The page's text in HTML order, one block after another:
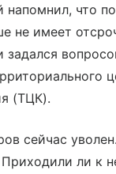
напомнил, что
не имеет
задался
(ТЦК).
сейчас
ли к